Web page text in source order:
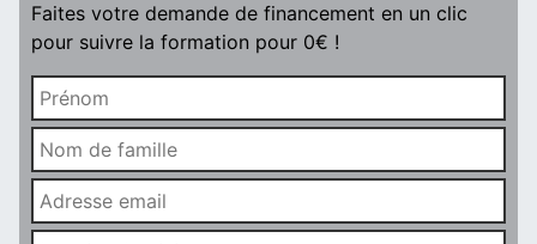
Faites votre demande de financement en un clic
pour suivre la formation pour 0€ !